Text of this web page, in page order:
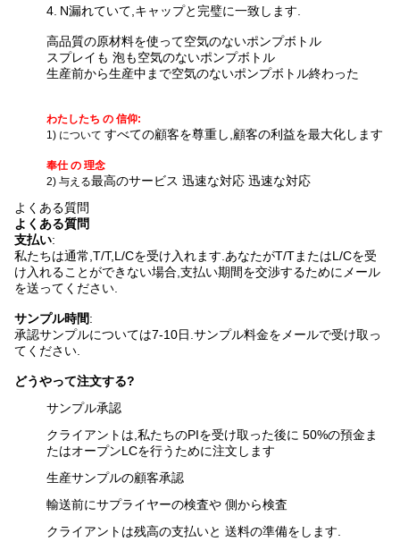
4. N漏れていて,キャップと完璧に一致します.
高品質の原材料を使って空気のないポンプボトル
スプレイも 泡も空気のないポンプボトル
生産前から生産中まで空気のないポンプボトル終わった
わたしたち の 信仰:
1) について すべての顧客を尊重し,顧客の利益を最大化します
奉仕 の 理念
2) 与える最高のサービス 迅速な対応 迅速な対応
よくある質問
よくある質問
支払い:
私たちは通常,T/T,L/Cを受け入れます.あなたがT/TまたはL/Cを受
け入れることができない場合,支払い期間を交渉するためにメール
を送ってください.
サンプル時間:
承認サンプルについては7-10日.サンプル料金をメールで受け取っ
てください.
どうやって注文する?
サンプル承認
クライアントは,私たちのPIを受け取った後に 50%の預金ま
たはオープンLCを行うために注文します
生産サンプルの顧客承認
輸送前にサプライヤーの検査や 側から検査
クライアントは残高の支払いと 送料の準備をします.